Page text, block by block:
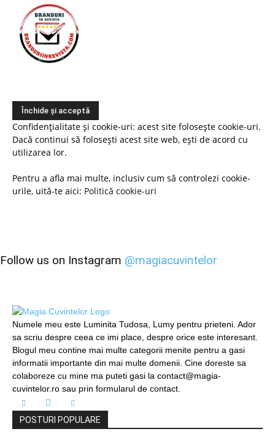
Confidențialitate și cookie-uri: acest site folosește cookie-uri.
Dacă continui să folosești acest site web, ești de acord cu
utilizarea lor.
Pentru a afla mai multe, inclusiv cum să controlezi cookie-
urile, uită-te aici: Politică cookie-uri
Follow us on Instagram @magiacuvintelor
Numele meu este Luminita Tudosa, Lumy pentru prieteni. Ador
sa scriu despre ceea ce imi place, despre orice este interesant.
Blogul meu contine mai multe categorii menite pentru a gasi
informatii importante din mai multe domenii. Cine doreste sa
colaboreze cu mine ma puteti gasi la contact@magia-
cuvintelor.ro sau prin formularul de contact.
POSTURI POPULARE